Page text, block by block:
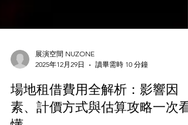
2025年12月29日
讀畢需時 10 分鐘
場地租借費用全解析：影響因